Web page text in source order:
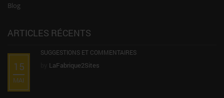
Blog
ARTICLES RÉCENTS
15
MAI
SUGGESTIONS ET COMMENTAIRES
LaFabrique2Sites